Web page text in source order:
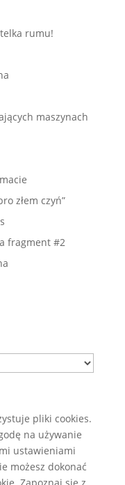
rumu!
maszynach
złem czyń”
fragment #2
pliki cookies.
na używanie
ustawieniami
możesz dokonać